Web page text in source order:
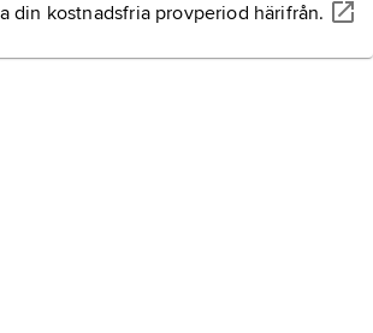
din kostnadsfria provperiod härifrån.